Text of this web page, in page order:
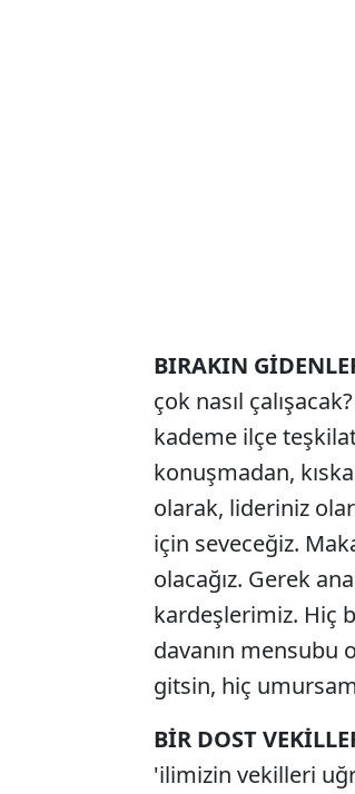
BIRAKIN
çok nasıl
kademe ilçe
konuşmadan,
olarak, lideriniz
için seveceğiz.
olacağız. Gerek
kardeşlerimiz. Hiç
davanın mensubu
gitsin, hiç
BİR DOST
'ilimizin vekilleri